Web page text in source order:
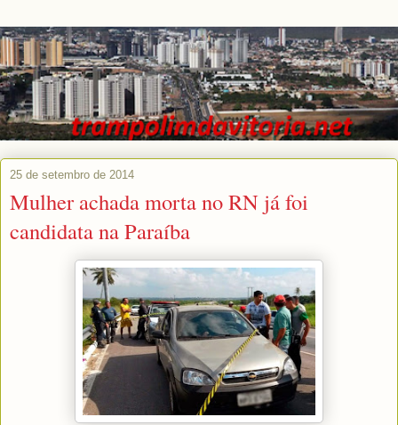
25 de setembro de 2014
Mulher achada morta no RN já foi
candidata na Paraíba